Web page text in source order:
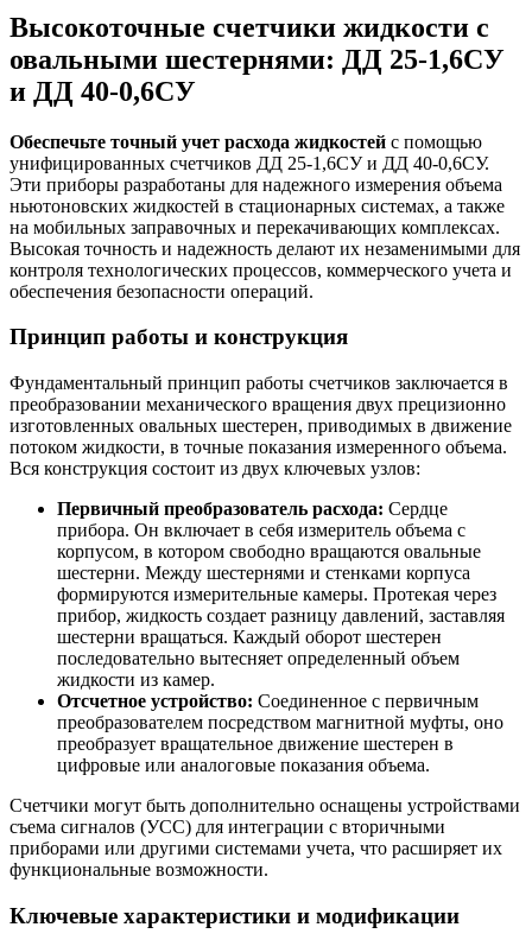
Высокоточные счетчики жидкости с
овальными шестернями: ДД 25-1,6СУ
и ДД 40-0,6СУ
Обеспечьте точный учет расхода жидкостей с помощью
унифицированных счетчиков ДД 25-1,6СУ и ДД 40-0,6СУ.
Эти приборы разработаны для надежного измерения объема
ньютоновских жидкостей в стационарных системах, а также
на мобильных заправочных и перекачивающих комплексах.
Высокая точность и надежность делают их незаменимыми для
контроля технологических процессов, коммерческого учета и
обеспечения безопасности операций.
Принцип работы и конструкция
Фундаментальный принцип работы счетчиков заключается в
преобразовании механического вращения двух прецизионно
изготовленных овальных шестерен, приводимых в движение
потоком жидкости, в точные показания измеренного объема.
Вся конструкция состоит из двух ключевых узлов:
Первичный преобразователь расхода: Сердце
прибора. Он включает в себя измеритель объема с
корпусом, в котором свободно вращаются овальные
шестерни. Между шестернями и стенками корпуса
формируются измерительные камеры. Протекая через
прибор, жидкость создает разницу давлений, заставляя
шестерни вращаться. Каждый оборот шестерен
последовательно вытесняет определенный объем
жидкости из камер.
Отсчетное устройство: Соединенное с первичным
преобразователем посредством магнитной муфты, оно
преобразует вращательное движение шестерен в
цифровые или аналоговые показания объема.
Счетчики могут быть дополнительно оснащены устройствами
съема сигналов (УСС) для интеграции с вторичными
приборами или другими системами учета, что расширяет их
функциональные возможности.
Ключевые характеристики и модификации